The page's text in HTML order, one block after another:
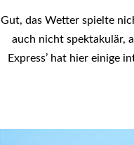
Gut, das Wetter spielte
auch nicht spektakulär,
Express’ hat hier einige